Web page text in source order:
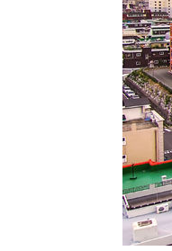
'최고 37도' 폭
[속보]뉴욕증